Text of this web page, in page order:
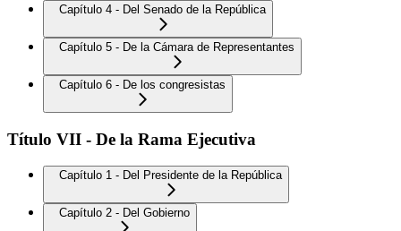
Capítulo 4 - Del Senado de la República
Capítulo 5 - De la Cámara de Representantes
Capítulo 6 - De los congresistas
Título VII - De la Rama Ejecutiva
Capítulo 1 - Del Presidente de la República
Capítulo 2 - Del Gobierno